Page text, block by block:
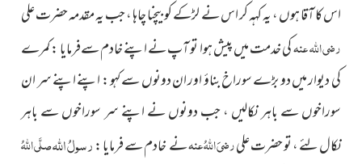
اس کا آقا ہوں ، یہ کہہ کر اس نے لڑکے کو بیچنا چاہا ، جب یہ مقدمہ حضرت علی
رضی اللہ عنہکی خدمت میں پیش ہوا تو آپ نے اپنے خادم سےفرمایا : کمرے
کی دیوار میں دو بڑے سوراخ بناؤ اور ان دونوں سے کہو : اپنے اپنے سر ان
سوراخوں سے باہر نکالیں ، جب دونوں نے اپنے سر سوراخوں سے باہر
نکال لئے ، تو حضرت علیرضیَ اللہُ عنہنے خادم سے فرمایا :رسولُاللہصلَّی اللہُ